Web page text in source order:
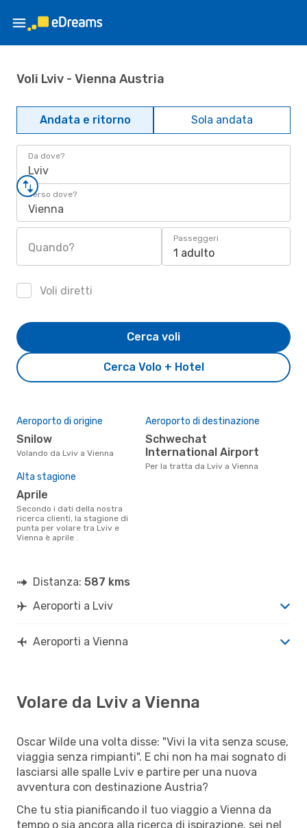
Voli Lviv - Vienna Austria
Andata e ritorno Sola andata
Da dove?
Lviv
Verso dove?
Vienna
Quando?
Passeggeri
1 adulto
Voli diretti
Cerca Volo + Hotel
Cerca voli
Aeroporto di origine
Snilow
Volando da Lviv a Vienna
Aeroporto di destinazione
Schwechat
International Airport
Per la tratta da Lviv a Vienna
Alta stagione
aprile
Secondo i dati della nostra
ricerca clienti, la stagione di
punta per volare tra Lviv e
Vienna è aprile .
Distanza: 587 kms
Aeroporti a Lviv
Aeroporti a Vienna
Volare da Lviv a Vienna
Oscar Wilde una volta disse: "Vivi la vita senza scuse,
viaggia senza rimpianti". E chi non ha mai sognato di
lasciarsi alle spalle Lviv e partire per una nuova
avventura con destinazione Austria?
Che tu stia pianificando il tuo viaggio a Vienna da
tempo o sia ancora alla ricerca di ispirazione, sei nel